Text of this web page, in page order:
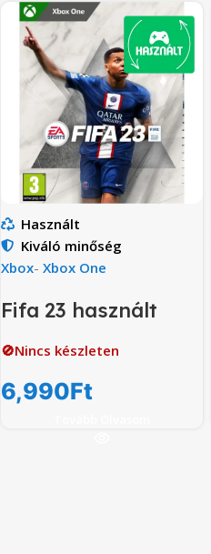
Használt
Kiváló minőség
Xbox- Xbox One
Fifa 23 használt
🚫Nincs készleten
6,990Ft